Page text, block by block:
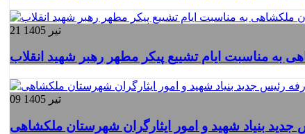
21 تیر 1405
به مناسبت ایام تشییع پیکر مطهر رهبر شهید انقلاب
09 تیر 1405
بنیاد شهید و امور ایثارگران شهرستان ملکشاهی